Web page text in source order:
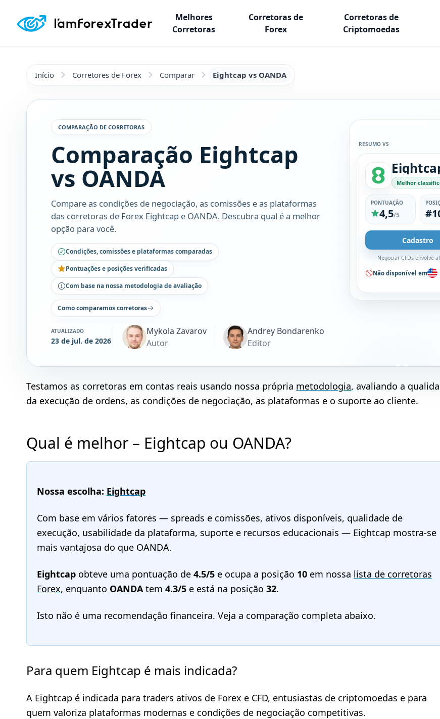
Melhores
Corretoras
Corretoras de
Forex
Corretoras de
Criptomoedas
Início Corretores de Forex Comparar Eightcap vs OANDA
COMPARAÇÃO DE CORRETORAS
Comparação Eightcap
vs OANDA
Compare as condições de negociação, as comissões e as plataformas
das corretoras de Forex Eightcap e OANDA. Descubra qual é a melhor
opção para você.
RESUMO VS
Melhor
PONTUAÇÃO
4,5/5
Cadastro
Negociar CFDs envolve
Não disponível em
Condições, comissões e plataformas comparadas
Pontuações e posições verificadas
Com base na nossa metodologia de avaliação
Como comparamos corretoras
ATUALIZADO
23 de jul. de 2026
Mykola Zavarov
Autor
Andrey Bondarenko
Editor
Testamos as corretoras em contas reais usando nossa própria metodologia, avaliando a
da execução de ordens, as condições de negociação, as plataformas e o suporte ao cliente.
Qual é melhor – Eightcap ou OANDA?
Nossa escolha: Eightcap
Com base em vários fatores — spreads e comissões, ativos disponíveis, qualidade de
execução, usabilidade da plataforma, suporte e recursos educacionais — Eightcap mostra-se
mais vantajosa do que OANDA.
Eightcap obteve uma pontuação de 4.5/5 e ocupa a posição 10 em nossa lista de corretoras
Forex, enquanto OANDAtem 4.3/5 e está na posição 32.
Isto não é uma recomendação financeira. Veja a comparação completa abaixo.
Para quem Eightcap é mais indicada?
A Eightcap é indicada para traders ativos de Forex e CFD, entusiastas de criptomoedas e para
quem valoriza plataformas modernas e condições de negociação competitivas.